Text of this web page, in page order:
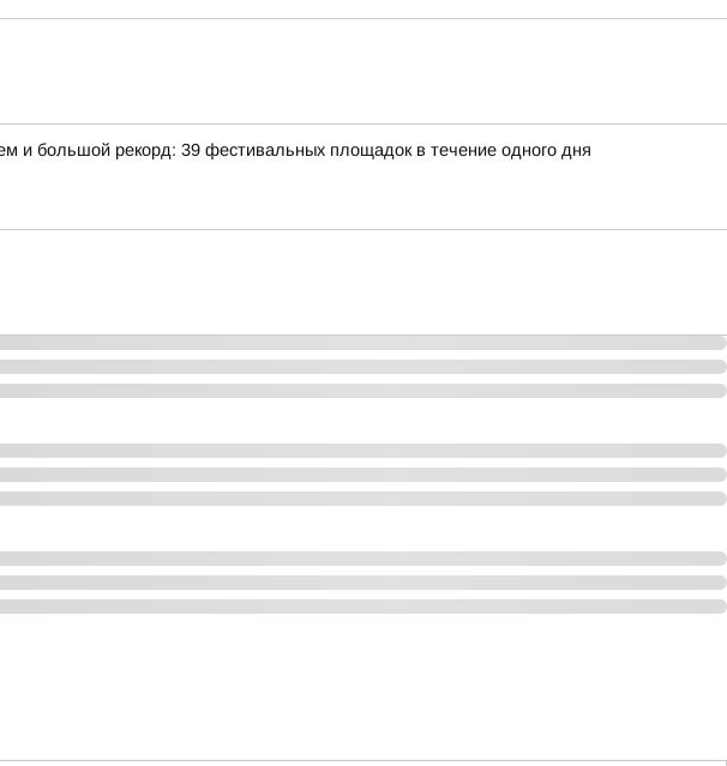
и большой рекорд: 39 фестивальных площадок в течение одного дня